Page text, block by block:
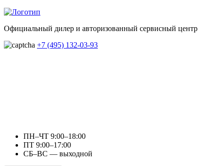
Официальный дилер и авторизованный сервисный центр
+7 (495) 132-03-93
ПН–ЧТ 9:00–18:00
ПТ 9:00–17:00
СБ–ВС — выходной